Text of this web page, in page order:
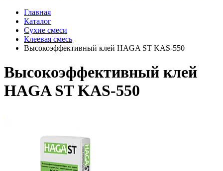
Главная
Каталог
Сухие смеси
Клеевая смесь
Высокоэффективный клей HAGA ST KAS-550
Высокоэффективный клей
HAGA ST KAS-550